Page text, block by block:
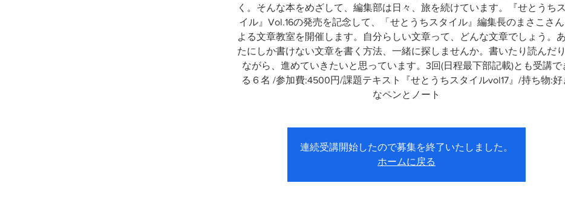
く。そんな本をめざして、編集部は日々、旅を続けています。『せとうち
イル』Vol.16の発売を記念して、「せとうちスタイル』編集長のまさこさん
よる文章教室を開催します。自分らしい文章って、どんな文章でしょう。
たにしか書けない文章を書く方法、一緒に探しませんか。書いたり読んだ
ながら、進めていきたいと思っています。3回(日程最下部記載)とも受講で
る６名 /参加費:4500円/課題テキスト『せとうちスタイルvol17』/持ち物:好
なペンとノート
連続受講開始したので募集を終了いたしました。
ホームに戻る